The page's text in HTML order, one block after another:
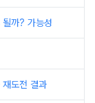
까? 가능성
도전 결과